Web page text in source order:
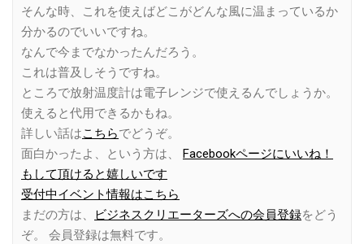
そんな時、これを使えばどこがどんな風に温まっているか
分かるのでいいですね。
なんで今までなかったんだろう。
これは普及しそうですね。
ところで放射温度計は電子レンジで使えるんでしょうか。
使えると代用できるかもね。
詳しい話はこちらでどうぞ。
面白かったよ、という方は、 Facebookページにいいね！
もして頂けると嬉しいです
受付中イベント情報はこちら
まだの方は、
ビジネスクリエーターズへの会員登録をどう
ぞ。 会員登録は無料です。